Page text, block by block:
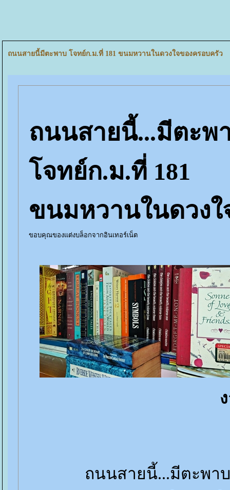
ถนนสายนี้มีตะพาบ โจทย์ก.ม.ที่ 181 ขนมหวานในดวงใจของครอบครัว
ถนนสายนี้...มีตะพ
จทย์ก.ม.ที่ 181
ขนมหวานในดวง
ขอบคุณของแต่งบล็อกจากอินเทอร์เน็ต
ถนนสายนี้...มีตะพา